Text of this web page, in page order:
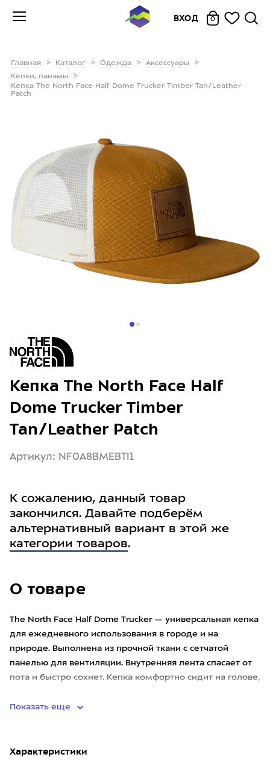
ВХОД 0
Главная Каталог Одежда
Аксессуары
Кепки, панамы
Кепка The North Face Half Dome Trucker Timber Tan/Leather
Patch
О товаре
The North Face Half Dome Trucker — универсальная кепка
для ежедневного использования в городе и на
природе. Выполнена из прочной ткани с сетчатой
панелью для вентиляции. Внутренняя лента спасает от
пота и быстро сохнет. Кепка комфортно сидит на голове,
Показать еще
Характеристики
Кепка The North Face Half
Dome Trucker Timber
Tan/Leather Patch
Артикул: NF0A8BMEBTI1
К сожалению, данный товар
закончился. Давайте подберём
альтернативный вариант в этой же
категории товаров.